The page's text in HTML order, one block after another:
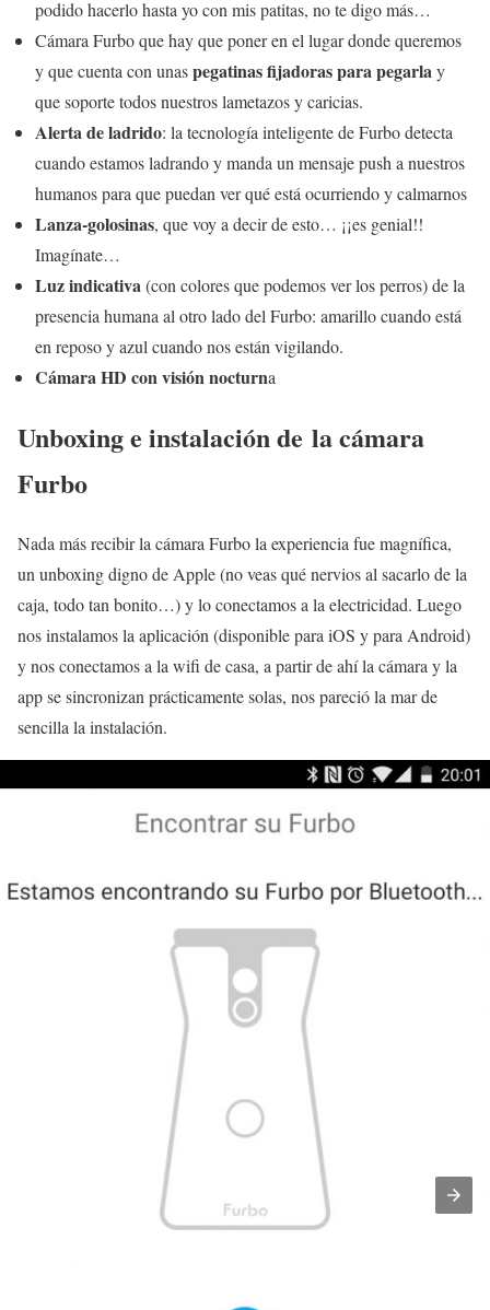
podido hacerlo hasta yo con mis patitas, no te digo más…
Cámara Furbo que hay que poner en el lugar donde queremos
y que cuenta con unaspegatinas fijadoras para pegarlay
que soporte todos nuestros lametazos y caricias.
Alerta de ladrido: la tecnología inteligente de Furbo detecta
cuando estamos ladrando y manda un mensaje push a nuestros
humanos para que puedan ver qué está ocurriendo y calmarnos
Lanza-golosinas, que voy a decir de esto… ¡¡es genial!!
Imagínate…
Luz indicativa(con colores que podemos ver los perros) de la
presencia humana al otro lado del Furbo: amarillo cuando está
en reposo y azul cuando nos están vigilando.
Cámara HD con visión nocturna
Unboxing e instalación de la cámara
Furbo
Nada más recibir la cámara Furbo la experiencia fue magnífica,
un unboxing digno de Apple (no veas qué nervios al sacarlo de la
caja, todo tan bonito…) y lo conectamos a la electricidad. Luego
nos instalamos la aplicación (disponible para iOS y para Android)
y nos conectamos a la wifi de casa, a partir de ahí la cámara y la
app se sincronizan prácticamente solas, nos pareció la mar de
sencilla la instalación.